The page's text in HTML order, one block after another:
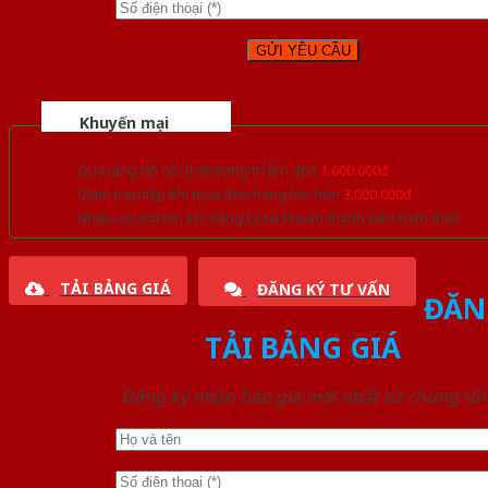
Khuyến mại
Quà tặng đồ nội thất trang trí lên đến 1.000.000đ
Giảm trực tiếp khi mua đơn hàng lớn hơn 3.000.000đ
Nhiều ưu đãi lớn khi đăng ký tài khoản thành viên thân thiết
TẢI BẢNG GIÁ ĐĂNG KÝ TƯ VẤN
TẢI BẢNG GIÁ
Đăng ký nhận báo giá mới nhất từ chúng tôi